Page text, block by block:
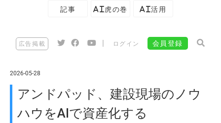
記事 AI虎の巻 AI活用
広告掲載 ログイン 会員登録
2026-05-28
アンドパッド、建設現場のノウ
ハウをAIで資産化する